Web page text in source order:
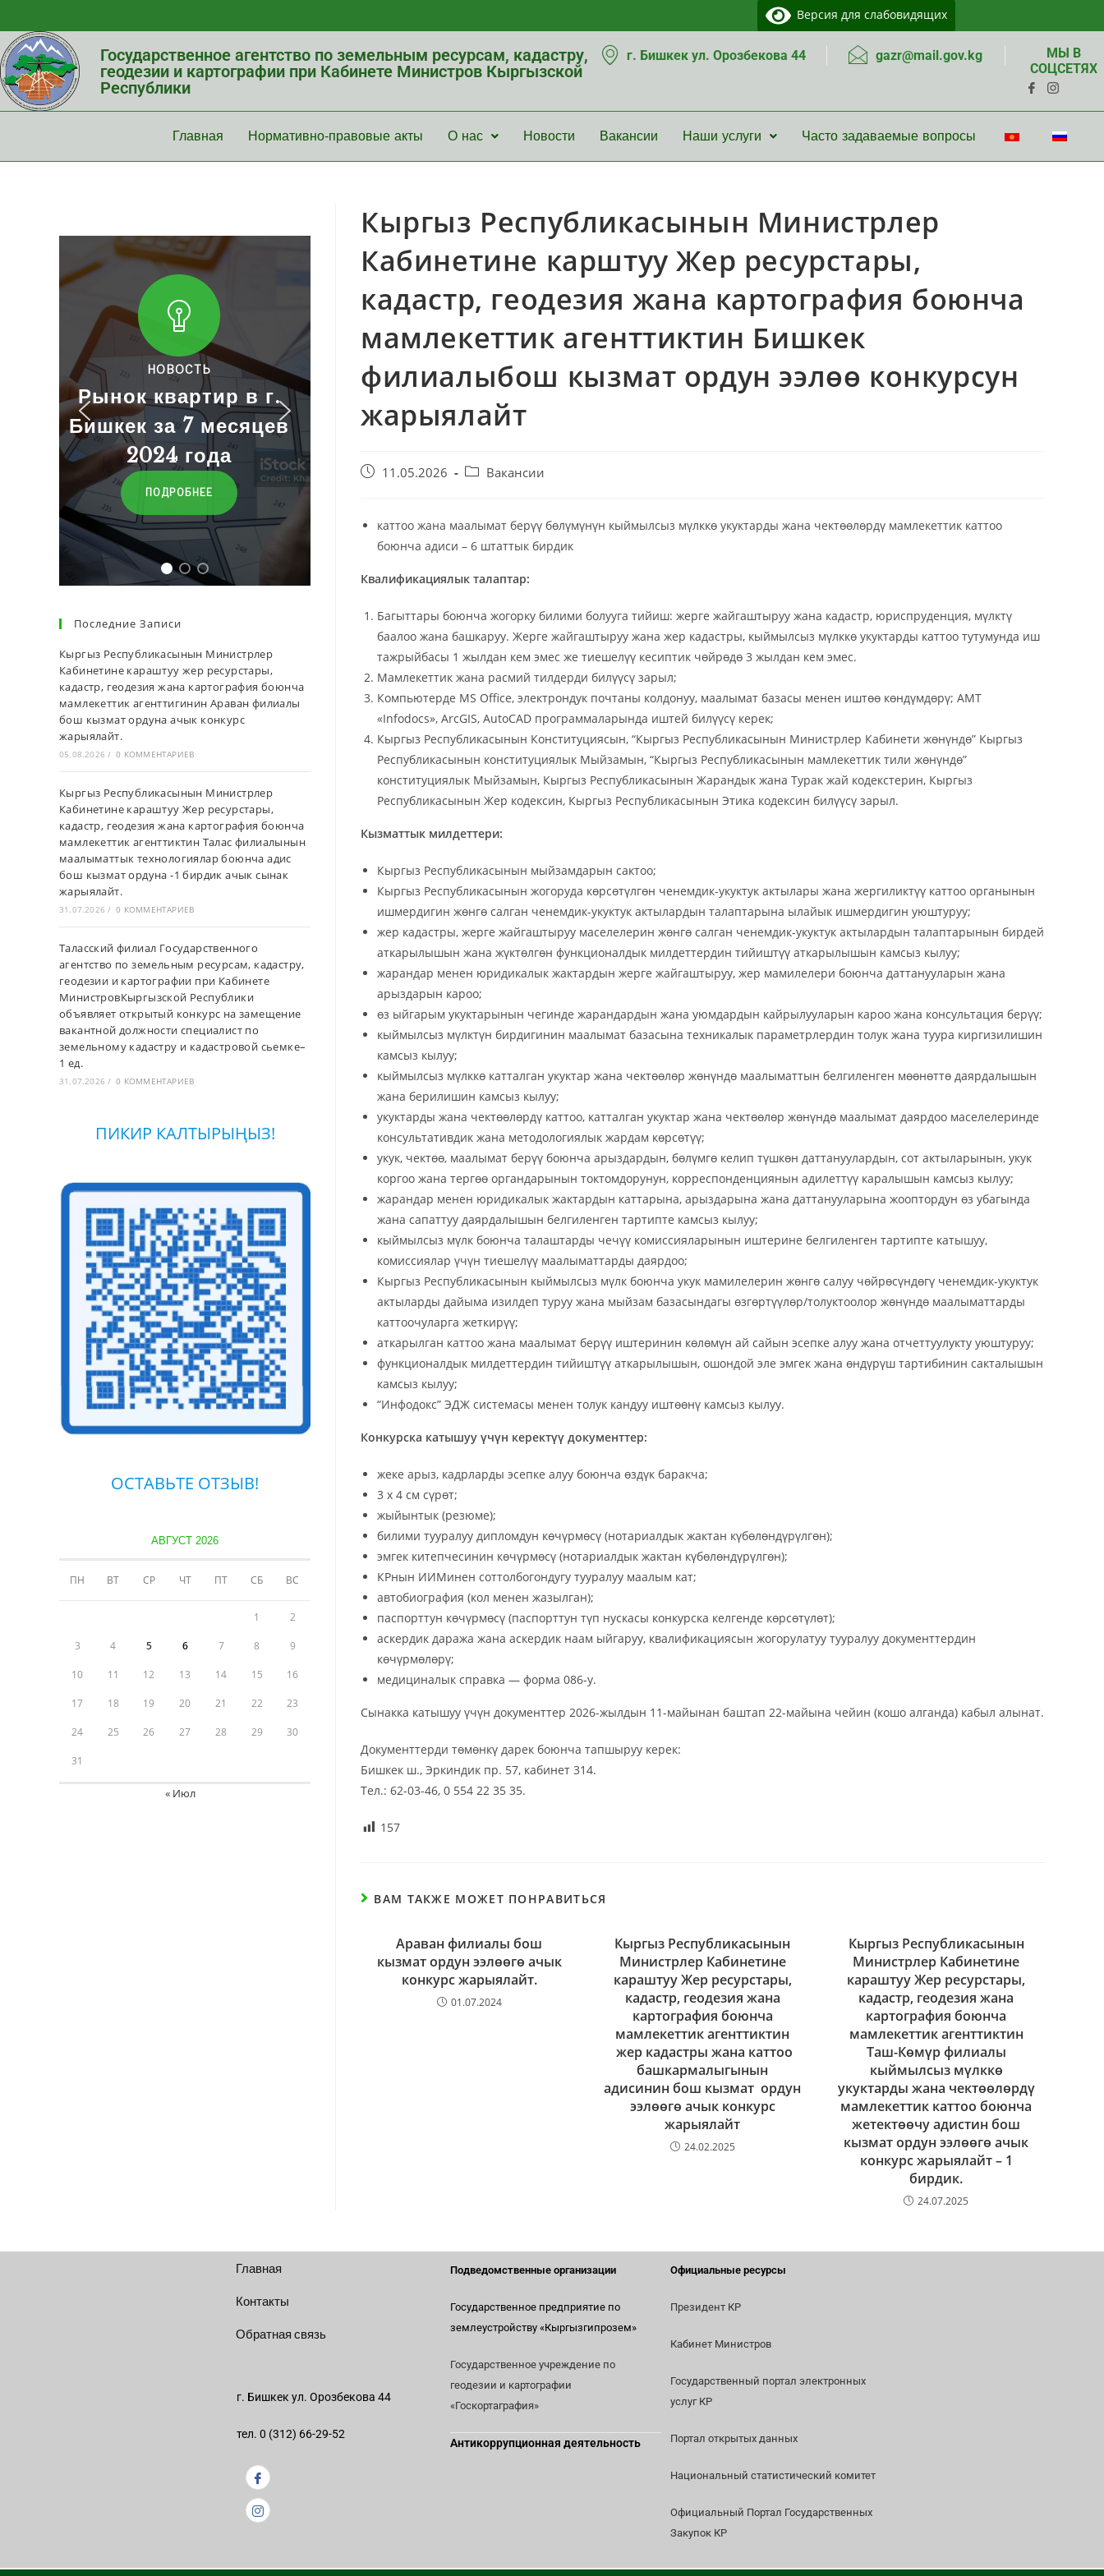
Версия для слабовидящих
Государственное агентство по земельным ресурсам, кадастру,
геодезии и картографии при Кабинете Министров Кыргызской
Республики
г. Бишкек ул. Орозбекова 44 gazr@mail.gov.kg
МЫ В
СОЦСЕТЯХ
Главная Нормативно-правовые акты О нас Новости Вакансии Наши услуги Часто задаваемые вопросы
Кыргыз Республикасынын Министрлер
Кабинетине карштуу Жер ресурстары,
кадастр, геодезия жана картография боюнча
мамлекеттик агенттиктин Бишкек
филиалыбош кызмат ордун ээлөө конкурсун
жарыялайт
11.05.2026 Вакансии
каттоо жана маалымат берүү бөлүмүнүн кыймылсыз мүлккө укуктарды жана чектөөлөрдү мамлекеттик каттоо
боюнча адиси – 6 штаттык бирдик
Квалификациялык талаптар:
Багыттары боюнча жогорку билими болууга тийиш: жерге жайгаштыруу жана кадастр, юриспруденция, мүлктү
баалоо жана башкаруу. Жерге жайгаштыруу жана жер кадастры, кыймылсыз мүлккө укуктарды каттоо тутумунда иш
тажрыйбасы 1 жылдан кем эмес же тиешелүү кесиптик чөйрөдө 3 жылдан кем эмес.
Мамлекеттик жана расмий тилдерди билүүсү зарыл;
Компьютерде MS Office, электрондук почтаны колдонуу, маалымат базасы менен иштөө көндүмдөрү; АМТ
«Infodocs», ArcGIS, AutoCAD программаларында иштей билүүсү керек;
Кыргыз Республикасынын Конституциясын, “Кыргыз Республикасынын Министрлер Кабинети жөнүндө” Кыргыз
Республикасынын конституциялык Мыйзамын, “Кыргыз Республикасынын мамлекеттик тили жөнүндө”
конституциялык Мыйзамын, Кыргыз Республикасынын Жарандык жана Турак жай кодекстерин, Кыргыз
Республикасынын Жер кодексин, Кыргыз Республикасынын Этика кодексин билүүсү зарыл.
Кызматтык милдеттери:
Кыргыз Республикасынын мыйзамдарын сактоо;
Кыргыз Республикасынын жогоруда көрсөтүлгөн ченемдик-укуктук актылары жана жергиликтүү каттоо органынын
ишмердигин жөнгө салган ченемдик-укуктук актылардын талаптарына ылайык ишмердигин уюштуруу;
жер кадастры, жерге жайгаштыруу маселелерин жөнгө салган ченемдик-укуктук актылардын талаптарынын бирдей
аткарылышын жана жүктөлгөн функционалдык милдеттердин тийиштүү аткарылышын камсыз кылуу;
жарандар менен юридикалык жактардын жерге жайгаштыруу, жер мамилелери боюнча даттанууларын жана
арыздарын кароо;
өз ыйгарым укуктарынын чегинде жарандардын жана уюмдардын кайрылууларын кароо жана консультация берүү;
кыймылсыз мүлктүн бирдигинин маалымат базасына техникалык параметрлердин толук жана туура киргизилишин
камсыз кылуу;
кыймылсыз мүлккө катталган укуктар жана чектөөлөр жөнүндө маалыматтын белгиленген мөөнөттө даярдалышын
жана берилишин камсыз кылуу;
укуктарды жана чектөөлөрдү каттоо, катталган укуктар жана чектөөлөр жөнүндө маалымат даярдоо маселелеринде
консультативдик жана методологиялык жардам көрсөтүү;
укук, чектөө, маалымат берүү боюнча арыздардын, бөлүмгө келип түшкөн даттануулардын, сот актыларынын, укук
коргоо жана тергөө органдарынын токтомдорунун, корреспонденциянын адилеттүү каралышын камсыз кылуу;
жарандар менен юридикалык жактардын каттарына, арыздарына жана даттанууларына жооптордун өз убагында
жана сапаттуу даярдалышын белгиленген тартипте камсыз кылуу;
кыймылсыз мүлк боюнча талаштарды чечүү комиссияларынын иштерине белгиленген тартипте катышуу,
комиссиялар үчүн тиешелүү маалыматтарды даярдоо;
Кыргыз Республикасынын кыймылсыз мүлк боюнча укук мамилелерин жөнгө салуу чөйрөсүндөгү ченемдик-укуктук
актыларды дайыма изилдеп туруу жана мыйзам базасындагы өзгөртүүлөр/толуктоолор жөнүндө маалыматтарды
каттоочуларга жеткирүү;
аткарылган каттоо жана маалымат берүү иштеринин көлөмүн ай сайын эсепке алуу жана отчеттуулукту уюштуруу;
функционалдык милдеттердин тийиштүү аткарылышын, ошондой эле эмгек жана өндүрүш тартибинин сакталышын
камсыз кылуу;
“Инфодокс” ЭДЖ системасы менен толук кандуу иштөөнү камсыз кылуу.
Конкурска катышуу үчүн керектүү документтер:
жеке арыз, кадрларды эсепке алуу боюнча өздүк баракча;
3 х 4 см сүрөт;
жыйынтык (резюме);
билими тууралуу дипломдун көчүрмөсү (нотариалдык жактан күбөлөндүрүлгөн);
эмгек китепчесинин көчүрмөсү (нотариалдык жактан күбөлөндүрүлгөн);
КРнын ИИМинен соттолбогондугу тууралуу маалым кат;
автобиография (кол менен жазылган);
паспорттун көчүрмөсү (паспорттун түп нускасы конкурска келгенде көрсөтүлөт);
аскердик даража жана аскердик наам ыйгаруу, квалификациясын жогорулатуу тууралуу документтердин
көчүрмөлөрү;
медициналык справка — форма 086-у.
Сынакка катышуу үчүн документтер 2026-жылдын 11-майынан баштап 22-майына чейин (кошо алганда) кабыл алынат.
Документтерди төмөнкү дарек боюнча тапшыруу керек:
Бишкек ш., Эркиндик пр. 57, кабинет 314.
Тел.: 62-03-46, 0 554 22 35 35.
157
ВАМ ТАКЖЕ МОЖЕТ ПОНРАВИТЬСЯ
Араван филиалы бош
кызмат ордун ээлөөгө ачык
конкурс жарыялайт.
01.07.2024
Кыргыз Республикасынын
Министрлер Кабинетине
караштуу Жер ресурстары,
кадастр, геодезия жана
картография боюнча
мамлекеттик агенттиктин
жер кадастры жана каттоо
башкармалыгынын
адисинин бош кызмат ордун
ээлөөгө ачык конкурс
жарыялайт
24.02.2025
Кыргыз Республикасынын
Министрлер Кабинетине
караштуу Жер ресурстары,
кадастр, геодезия жана
картография боюнча
мамлекеттик агенттиктин
Таш-Көмүр филиалы
кыймылсыз мүлккө
укуктарды жана чектөөлөрдү
мамлекеттик каттоо боюнча
жетектөөчу адистин бош
кызмат ордун ээлөөгө ачык
конкурс жарыялайт – 1
бирдик.
24.07.2025
НОВОСТЬ
Рынок квартир в г.
Бишкек за 7 месяцев
2024 года
ПОДРОБНЕЕ
Баалар
Последние Записи
Кыргыз Республикасынын Министрлер
Кабинетине караштуу жер ресурстары,
кадастр, геодезия жана картография боюнча
мамлекеттик агенттигинин Араван филиалы
бош кызмат ордуна ачык конкурс
жарыялайт.
05.08.2026 / 0 КОММЕНТАРИЕВ
Кыргыз Республикасынын Министрлер
Кабинетине караштуу Жер ресурстары,
кадастр, геодезия жана картография боюнча
мамлекеттик агенттиктин Талас филиалынын
маалыматтык технологиялар боюнча адис
бош кызмат ордуна -1 бирдик ачык сынак
жарыялайт.
31.07.2026 / 0 КОММЕНТАРИЕВ
Таласский филиал Государственного
агентство по земельным ресурсам, кадастру,
геодезии и картографии при Кабинете
МинистровКыргызской Республики
объявляет открытый конкурс на замещение
вакантной должности специалист по
земельному кадастру и кадастровой сьемке–
1 ед.
31.07.2026 / 0 КОММЕНТАРИЕВ
ПИКИР КАЛТЫРЫҢЫЗ!
ОСТАВЬТЕ ОТЗЫВ!
АВГУСТ 2026
ПН ВТ СР ЧТ ПТ СБ ВС
1 2
3 4 5 6 7 8 9
10 11 12 13 14 15 16
17 18 19 20 21 22 23
24 25 26 27 28 29 30
31
« Июл
Главная
Контакты
Обратная связь
г. Бишкек ул. Орозбекова 44
тел. 0 (312) 66-29-52
Подведомственные организации
Государственное предприятие по
землеустройству «Кыргызгипрозем»
Государственное учреждение по
геодезии и картографии
«Госкортаграфия»
Антикоррупционная деятельность
Официальные ресурсы
Президент КР
Кабинет Министров
Государственный портал электронных
услуг КР
Портал открытых данных
Национальный статистический комитет
Официальный Портал Государственных
Закупок КР